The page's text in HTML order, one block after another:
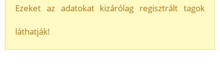
Ezeket az adatokat kizárólag regisztrált tagok
láthatják!